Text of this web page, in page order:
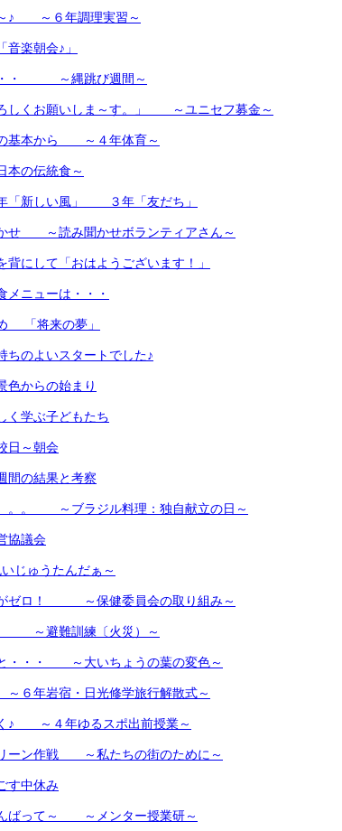
♪ ～６年調理実習～
音楽朝会♪」
・・ ～縄跳び週間～
ろしくお願いしま～す。」 ～ユニセフ募金～
基本から ～４年体育～
の伝統食～
「新しい風」 ３年「友だち」
せ ～読み聞かせボランティアさん～
背にして「おはようございます！」
メニューは・・・
「将来の夢」
ちのよいスタートでした♪
色からの始まり
く学ぶ子どもたち
日～朝会
間の結果と考察
。。 ～ブラジル料理：独自献立の日～
協議会
じゅうたんだぁ～
ゼロ！ ～保健委員会の取り組み～
～避難訓練〔火災）～
・・・ ～大いちょうの葉の変色～
６年岩宿・日光修学旅行解散式～
♪ ～４年ゆるスポ出前授業～
ーン作戦 ～私たちの街のために～
す中休み
ばって～ ～メンター授業研～